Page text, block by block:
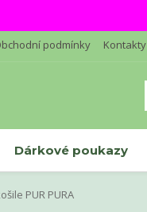
podmínky Kontakty
Dárkové poukazy
PUR PURA